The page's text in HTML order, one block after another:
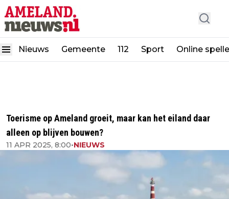
Nieuws Gemeente 112 Sport Online
Toerisme op Ameland groeit, maar kan het eiland daar
alleen op blijven bouwen?
11 APR 2025, 8:00•NIEUWS